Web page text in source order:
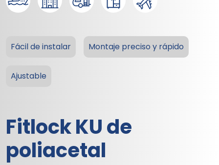
Fácil de instalar Montaje preciso y rápido
Ajustable
Fitlock KUde
poliacetal